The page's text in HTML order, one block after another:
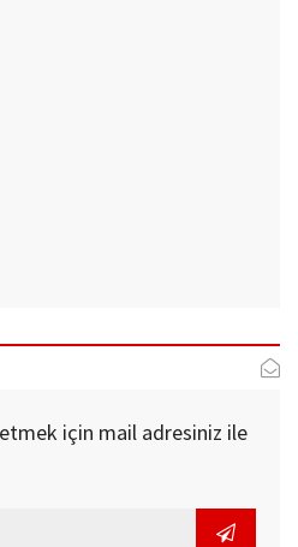
için mail adresiniz ile